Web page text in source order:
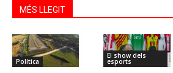
MÉS LLEGIT
Política
El show dels
esports